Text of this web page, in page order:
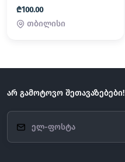
₾100.00
თბილისი
არ გამოტოვო შეთავაზებები!